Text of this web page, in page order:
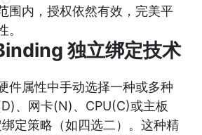
围内，授权依然有效，完美平
独立绑定技术
件属性中手动选择一种或多种
、网卡(N)、CPU(C)或主板
定策略（如四选二）。这种精